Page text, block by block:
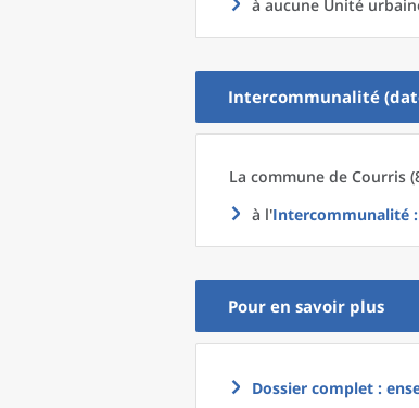
à aucune Unité
Intercommunalité
La commune de Courris
à l'Intercommunalité
Pour en savoir plus
Dossier complet :